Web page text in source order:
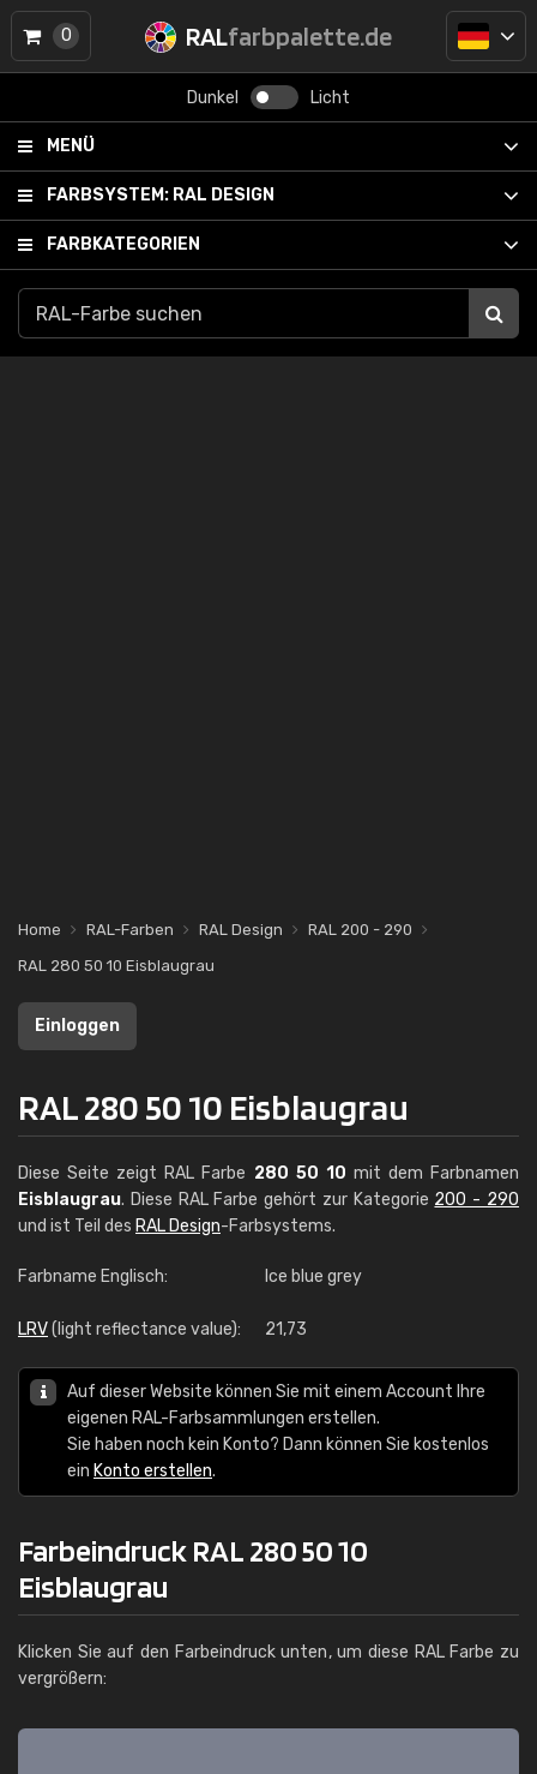
RALfarbpalette.de
Dunkel Licht
MENÜ
FARBSYSTEM: RAL DESIGN
FARBKATEGORIEN
0
Home RAL-Farben RAL Design
RAL 200 - 290
RAL 280 50 10 Eisblaugrau
Einloggen
RAL 280 50 10 Eisblaugrau
Diese Seite zeigt RAL Farbe 280 50 10 mit dem Farbnamen
Eisblaugrau. Diese RAL Farbe gehört zur Kategorie 200 - 290
und ist Teil des RAL Design-Farbsystems.
Farbname Englisch: Ice blue grey
LRV(light reflectance value): 21,73
Auf dieser Website können Sie mit einem Account Ihre
eigenen RAL-Farbsammlungen erstellen.
Sie haben noch kein Konto? Dann können Sie kostenlos
ein Konto erstellen.
Farbeindruck RAL 280 50 10
Eisblaugrau
Klicken Sie auf den Farbeindruck unten, um diese RAL Farbe zu
vergrößern: